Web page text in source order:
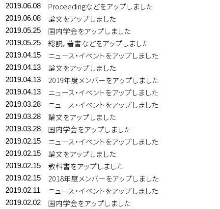
2019.06.08 Proceedingなどをアップしました
2019.06.08 論文をアップしました
2019.05.25 国内学会をアップしました
2019.05.25 総説，著書などをアップしました
2019.04.15 ニュース・イベントをアップしました
2019.04.13 論文をアップしました
2019.04.13 2019年度メンバーをアップしました
2019.04.13 ニュース・イベントをアップしました
2019.03.28 ニュース・イベントをアップしました
2019.03.28 論文をアップしました
2019.03.28 国内学会をアップしました
2019.02.15 ニュース・イベントをアップしました
2019.02.15 論文をアップしました
2019.02.15 教科書をアップしました
2019.02.15 2018年度メンバーをアップしました
2019.02.11 ニュース・イベントをアップしました
2019.02.02 国内学会をアップしました